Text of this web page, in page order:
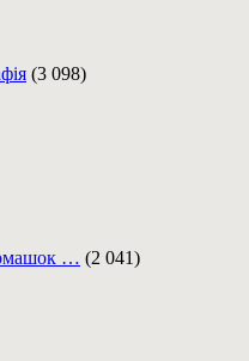
(3 098)
… (2 041)